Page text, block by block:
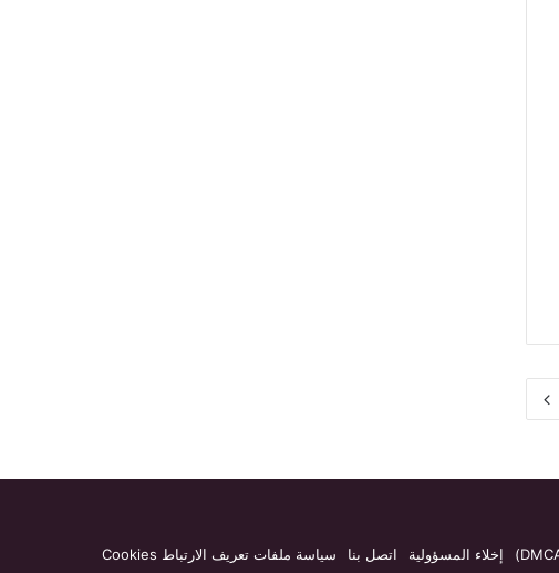
إخلاء المسؤولية اتصل بنا سياسة ملفات تعريف الارتباط Cookies